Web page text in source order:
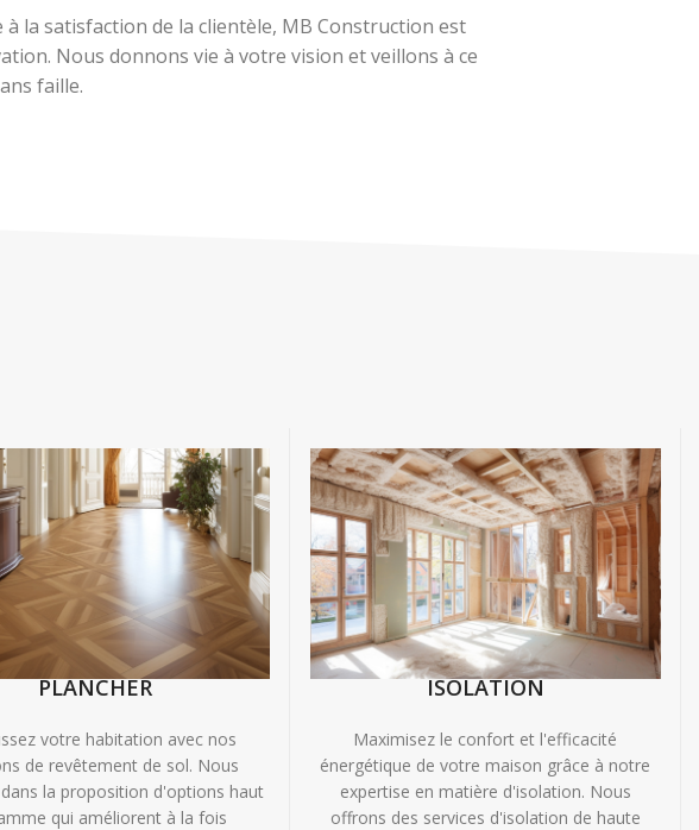
la satisfaction de la clientèle, MB Construction est
Nous donnons vie à votre vision et veillons à ce
faille.
PLANCHER
votre habitation avec nos
de revêtement de sol. Nous
la proposition d'options haut
qui améliorent à la fois
ISOLATION
Maximisez le confort et l'efficacité
énergétique de votre maison grâce à notre
expertise en matière d'isolation. Nous
offrons des services d'isolation de haute